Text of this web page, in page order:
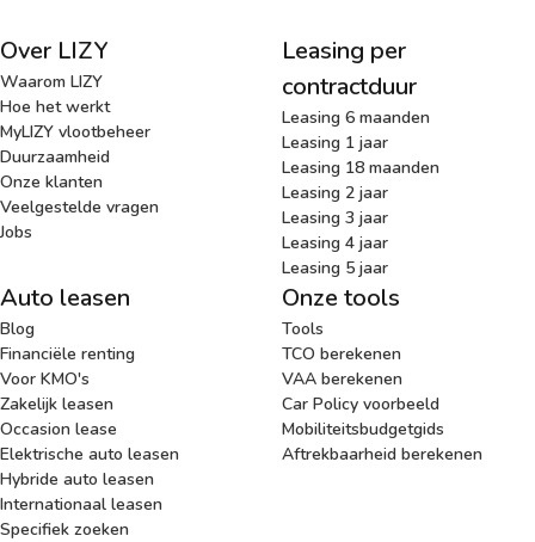
Over LIZY
Waarom LIZY
Hoe het werkt
MyLIZY vlootbeheer
Duurzaamheid
Onze klanten
Veelgestelde vragen
Jobs
Leasing per
contractduur
Leasing 6 maanden
Leasing 1 jaar
Leasing 18 maanden
Leasing 2 jaar
Leasing 3 jaar
Leasing 4 jaar
Leasing 5 jaar
Auto leasen
Blog
Financiële renting
Voor KMO's
Zakelijk leasen
Occasion lease
Elektrische auto leasen
Hybride auto leasen
Internationaal leasen
Specifiek zoeken
Onze tools
Tools
TCO berekenen
VAA berekenen
Car Policy voorbeeld
Mobiliteitsbudgetgids
Aftrekbaarheid berekenen